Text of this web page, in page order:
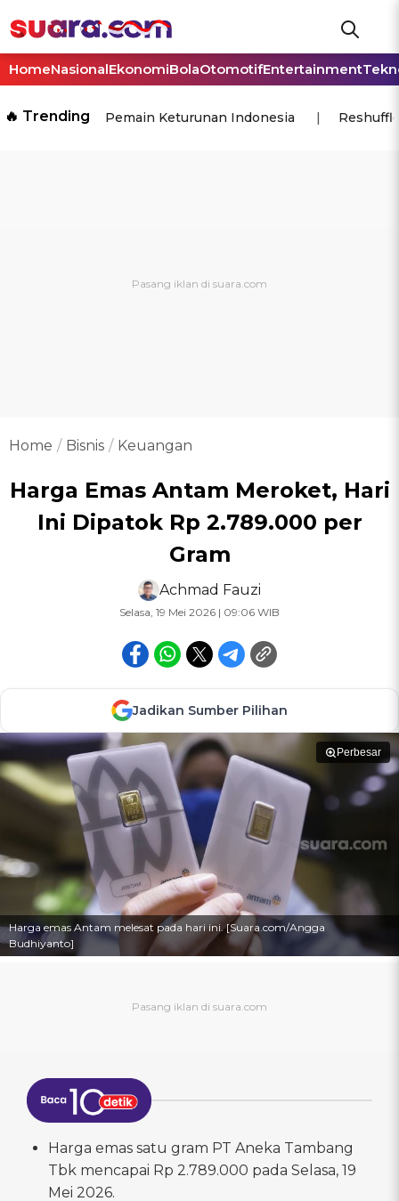
HomeNasionalEkonomiBolaOtomotifEntertainment
🔥 Trending Pemain Keturunan Indonesia
Home Bisnis Keuangan
Harga Emas Antam Meroket, Hari
Ini Dipatok Rp 2.789.000 per
Gram
Achmad Fauzi
Selasa, 19 Mei 2026 | 09:06 WIB
Jadikan Sumber Pilihan
Perbesar
Harga emas Antam melesat pada hari ini. [Suara.com/Angga
Budhiyanto]
Harga emas satu gram PT Aneka Tambang
Tbk mencapai Rp 2.789.000 pada Selasa, 19
Mei 2026.